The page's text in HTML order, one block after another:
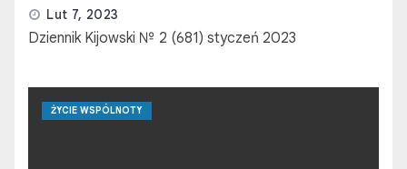
Lut 7, 2023
Dziennik Kijowski № 2 (681) styczeń 2023
ŻYCIE WSPÓLNOTY